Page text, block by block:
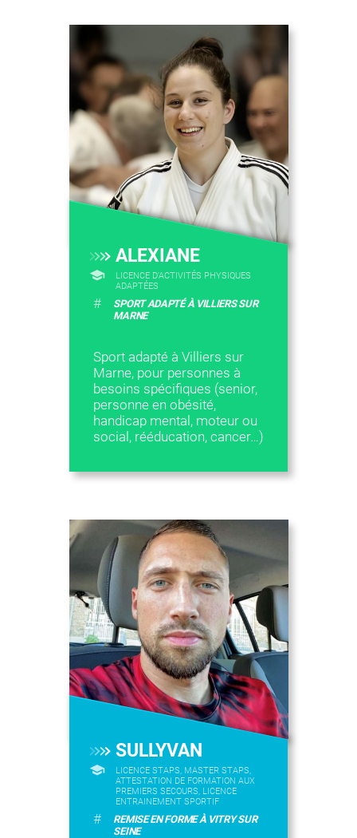
ALEXIANE
LICENCE D’ACTIVITÉS PHYSIQUES
ADAPTÉES
#
SPORT ADAPTÉ À VILLIERS SUR
MARNE
Sport adapté à Villiers sur
Marne, pour personnes à
besoins spécifiques (senior,
personne en obésité,
handicap mental, moteur ou
social, rééducation, cancer…)
SULLYVAN
LICENCE STAPS, MASTER STAPS,
ATTESTATION DE FORMATION AUX
PREMIERS SECOURS, LICENCE
ENTRAINEMENT SPORTIF
#
REMISE EN FORME À VITRY SUR
SEINE